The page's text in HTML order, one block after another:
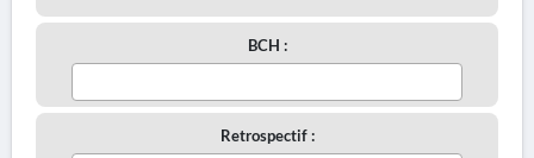
BCH :
Retrospectif :